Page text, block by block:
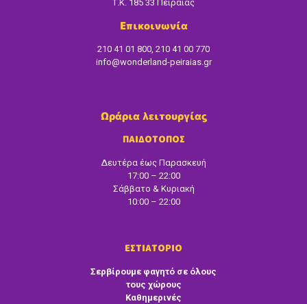
Τ.Κ. 185 33 Πειραιάς
Επικοινωνία
210 41 01 800, 210 41 00 770
info@wonderland-peiraias.gr
Ωράρια λειτουργίας
ΠΑΙΔΟΤΟΠΟΣ
Δευτέρα έως Παρασκευή
17:00 – 22:00
Σάββατο & Κυριακή
10:00 – 22:00
ΕΣΤΙΑΤΟΡΙΟ
Σερβίρουμε φαγητό σε όλους
τους χώρους
Καθημερινές